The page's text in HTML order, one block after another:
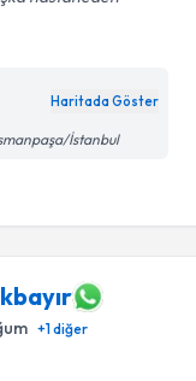
Haritada Göster
İstanbul
+1diğer